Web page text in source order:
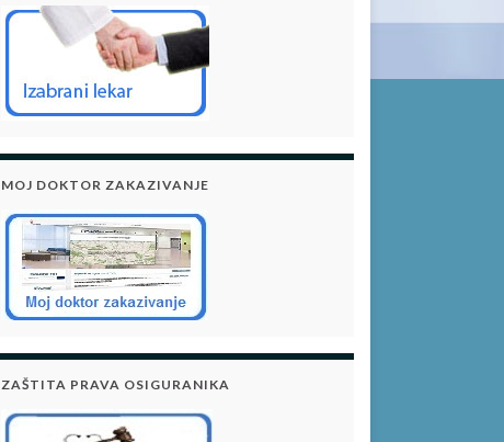
MOJ DOKTOR ZAKAZIVANJE
ZAŠTITA PRAVA OSIGURANIKA